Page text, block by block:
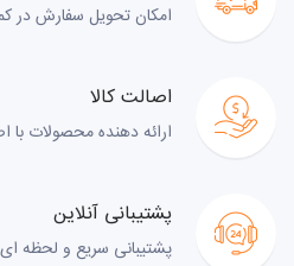
امکان تحویل سفارش در کمتر از 24 ساعت
اصالت کالا
ارائه دهنده محصولات با
پشتیبانی آنلاین
پشتیبانی سریع و لحظه ای 24